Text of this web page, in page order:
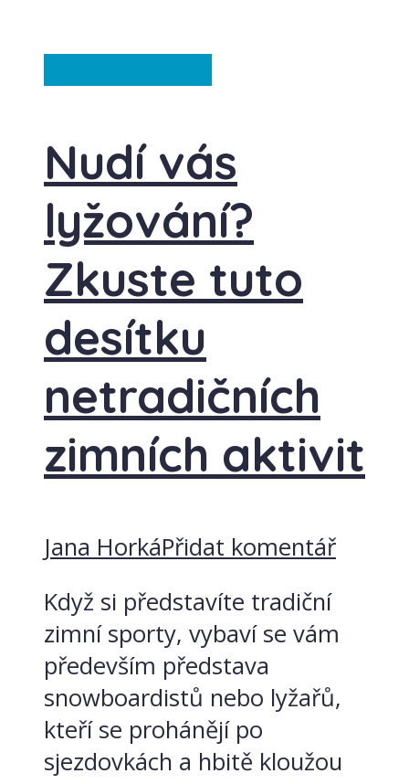
Nudí vás
lyžování?
Zkuste tuto
desítku
netradičních
zimních aktivit
Jana HorkáPřidat komentář
Když si představíte tradiční
zimní sporty, vybaví se vám
především představa
snowboardistů nebo lyžařů,
kteří se prohánějí po
sjezdovkách a hbitě kloužou